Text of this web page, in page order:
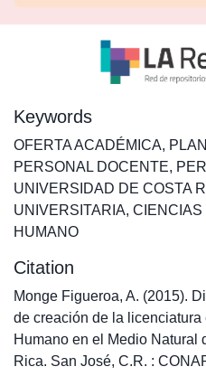
Keywords
OFERTA ACADÉMICA,
PERSONAL DOCENTE,
UNIVERSIDAD DE COSTA
UNIVERSITARIA, CIENCIAS
HUMANO
Citation
Monge Figueroa, A. (2015).
de creación de la
Humano en el Medio Natural
Rica. San José, C.R. :